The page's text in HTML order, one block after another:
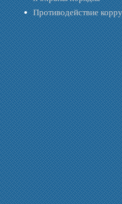
Противодействие